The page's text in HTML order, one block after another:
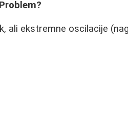
ali ekstremne oscilacije